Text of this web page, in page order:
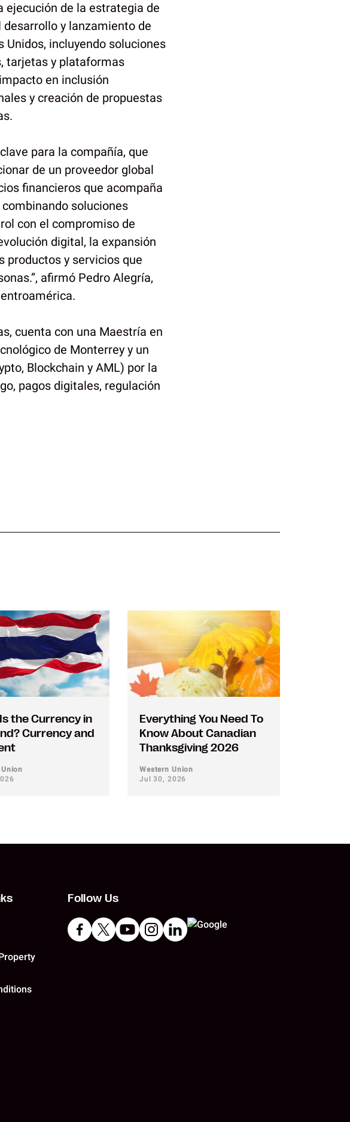
ejecución de la estrategia de
y lanzamiento de
incluyendo soluciones
tarjetas y plataformas
en inclusión
y creación de propuestas
para la compañía, que
de un proveedor global
financieros que acompaña
soluciones
con el compromiso de
digital, la expansión
productos y servicios que
afirmó Pedro Alegría,
cuenta con una Maestría en
de Monterrey y un
Blockchain y AML) por la
pagos digitales, regulación
the Currency in
Currency and
Everything You Need To
Know About Canadian
Thanksgiving 2026
Western Union
Jul 30, 2026
Follow Us